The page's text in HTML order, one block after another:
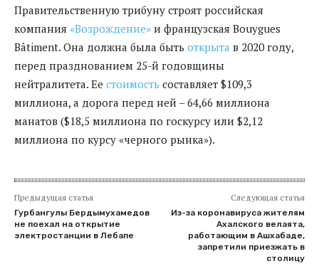
Правительственную трибуну строят российская
компания «Возрождение» и французская Bouygues
Bâtiment. Она должна была быть открыта в 2020 году,
перед празднованием 25-й годовщины
нейтралитета. Ее стоимость составляет $109,3
миллиона, а дорога перед ней – 64,66 миллиона
манатов ($18,5 миллиона по госкурсу или $2,12
миллиона по курсу «черного рынка»).
Предыдущая статья
Гурбангулы Бердымухамедов
не поехал на открытие
электростанции в Лебапе
Следующая статья
Из-за коронавируса жителям
Ахалского велаята,
работающим в Ашхабаде,
запретили приезжать в
столицу